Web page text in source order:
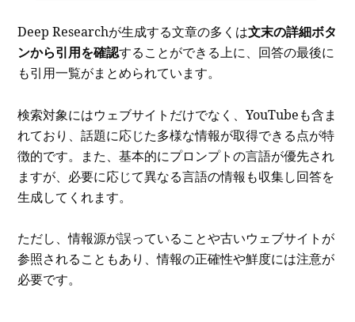
Deep Researchが生成する文章の多くは文末の詳細ボタ
ンから引用を確認することができる上に、回答の最後に
も引用一覧がまとめられています。
検索対象にはウェブサイトだけでなく、YouTubeも含ま
れており、話題に応じた多様な情報が取得できる点が特
徴的です。また、基本的にプロンプトの言語が優先され
ますが、必要に応じて異なる言語の情報も収集し回答を
生成してくれます。
ただし、情報源が誤っていることや古いウェブサイトが
参照されることもあり、情報の正確性や鮮度には注意が
必要です。